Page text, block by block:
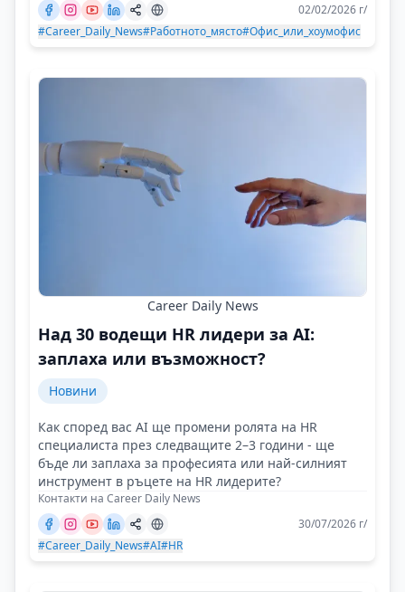
02/02/2026 г/
#Career_Daily_News#Работното_място#Офис_или_хоумофис
Career Daily News
Над 30 водещи HR лидери за AI:
заплаха или възможност?
Новини
Как според вас AI ще промени ролята на HR
специалиста през следващите 2–3 години - ще
бъде ли заплаха за професията или най-силният
инструмент в ръцете на HR лидерите?
Контакти на Career Daily News
30/07/2026 г/
#Career_Daily_News#AI#HR